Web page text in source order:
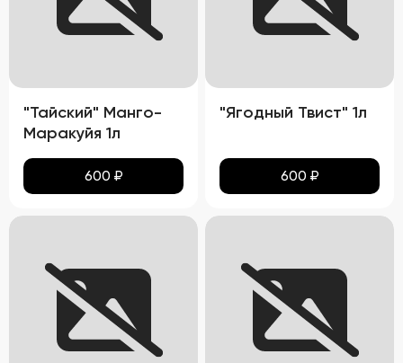
"Тайский" Манго-
Маракуйя 1л
600 ₽
"Ягодный Твист" 1л
600 ₽